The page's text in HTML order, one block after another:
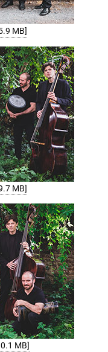
MB]
MB]
MB]